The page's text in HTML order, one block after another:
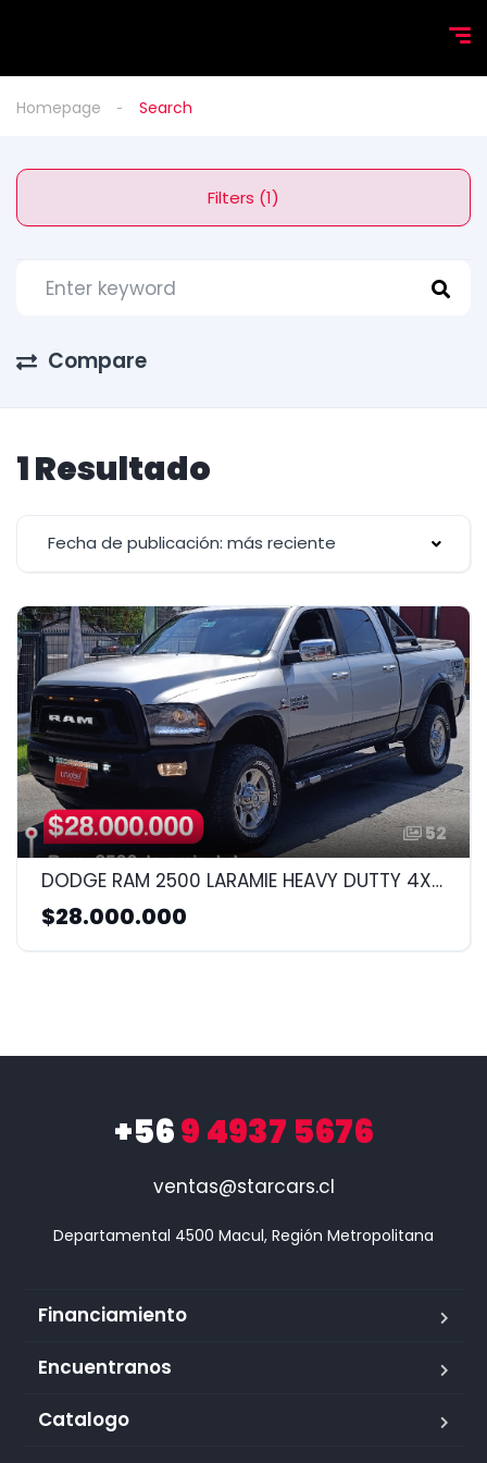
Homepage Search
Filters (1)
Compare
1 Resultado
Fecha de publicación: más reciente
52
DODGE RAM 2500 LARAMIE HEAVY DUTTY 4X4 AUTOMATICA 2014 6.7CC
$28.000.000
+569 4937 5676
ventas@starcars.cl
Financiamiento
Encuentranos
Catalogo